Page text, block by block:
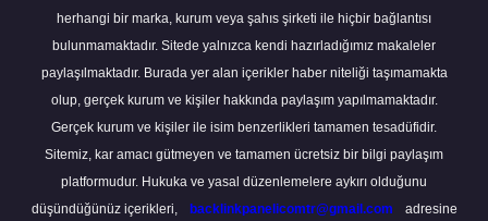
herhangi bir marka, kurum veya şahıs şirketi ile hiçbir bağlantısı
bulunmamaktadır. Sitede yalnızca kendi hazırladığımız makaleler
paylaşılmaktadır. Burada yer alan içerikler haber niteliği taşımamakta
olup, gerçek kurum ve kişiler hakkında paylaşım yapılmamaktadır.
Gerçek kurum ve kişiler ile isim benzerlikleri tamamen tesadüfidir.
Sitemiz, kar amacı gütmeyen ve tamamen ücretsiz bir bilgi paylaşım
platformudur. Hukuka ve yasal düzenlemelere aykırı olduğunu
düşündüğünüz içerikleri,
backlinkpanelicomtr@gmail.com adresine